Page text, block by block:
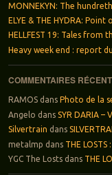
MONNEKYN: The
ELYE & THE HYDRA: Point
HELLFEST 19: Tales from
Heavy week end : report
COMMENTAIRES
RAMOSdans Photo de la
Angelo dans SYR DARIA –
Silvertrain dans
metalmp dans THE
YGC The Lostsdans THE